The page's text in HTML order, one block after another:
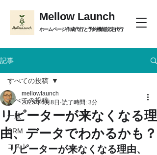
ホームページ作成代行と予約機能設定代行
Mellow Launch
記事
すべての投稿
一般
CRM
コスト
すべての投稿
リピーターが来なくなる理
由、データでわかるかも？
mellowlaunch
2025年6月8日 読了時間: 3分
リピーターが来なくなる理由、